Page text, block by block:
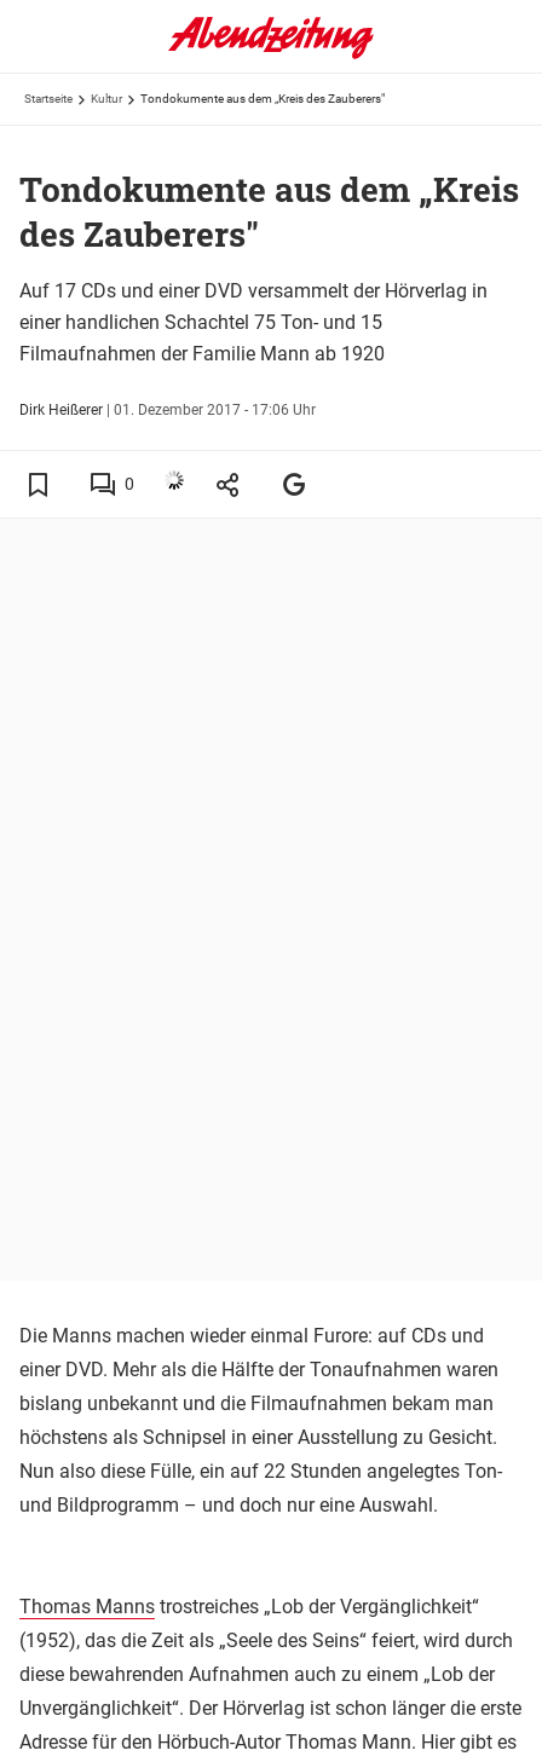
Startseite Kultur Tondokumente aus dem „Kreis des Zauberers"
Tondokumente aus dem „Kreis
des Zauberers"
Auf 17 CDs und einer DVD versammelt der Hörverlag in
einer handlichen Schachtel 75 Ton- und 15
Filmaufnahmen der Familie Mann ab 1920
Dirk Heißerer | 01. Dezember 2017 - 17:06 Uhr
0
Die Manns machen wieder einmal Furore: auf CDs und
einer DVD. Mehr als die Hälfte der Tonaufnahmen waren
bislang unbekannt und die Filmaufnahmen bekam man
höchstens als Schnipsel in einer Ausstellung zu Gesicht.
Nun also diese Fülle, ein auf 22 Stunden angelegtes Ton-
und Bildprogramm – und doch nur eine Auswahl.
Thomas Manns trostreiches „Lob der Vergänglichkeit“
(1952), das die Zeit als „Seele des Seins“ feiert, wird durch
diese bewahrenden Aufnahmen auch zu einem „Lob der
Unvergänglichkeit“. Der Hörverlag ist schon länger die erste
Adresse für den Hörbuch-Autor Thomas Mann. Hier gibt es